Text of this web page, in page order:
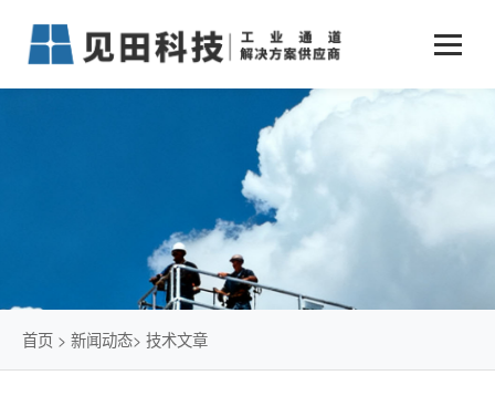
业务中心
仓储物流通道解决方案
智能立体库解决方案
简易升降机解决方案
新闻动态 +
传统仓储物流
石油化工行业
发展历程
首页 > 新闻动态> 技术文章